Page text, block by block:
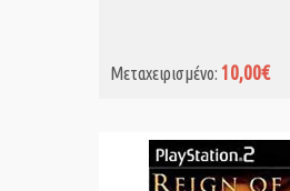
Μεταχειρισμένο: 10,00€